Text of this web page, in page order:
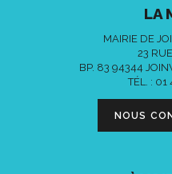
LA
MAIRIE DE
23
BP. 83 94344
TÉL. : 01
NOUS